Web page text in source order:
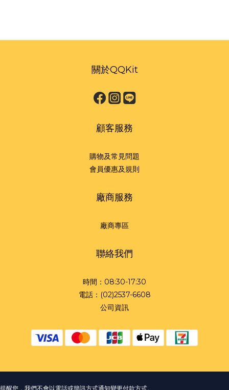
關於QQKit
顧客服務
購物及常見問題
會員優惠及規則
廠商服務
廠商專區
聯絡我們
時間：08:30-17:30
電話：(02)2537-6608
公司資訊
提醒您，我們不會以電話或簡訊方式通知變更付款方式。